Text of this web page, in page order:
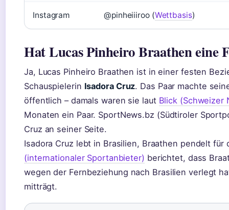
Instagram @pinheiiiroo (Wettbasis)
Hat Lucas Pinheiro Braathen eine
Ja, Lucas Pinheiro Braathen ist in einer festen
Schauspielerin Isadora Cruz. Das Paar machte
öffentlich – damals waren sie laut Blick (Schweizer
Monaten ein Paar. SportNews.bz (Südtiroler
Cruz an seiner Seite.
Isadora Cruz lebt in Brasilien, Braathen pendelt
(internationaler Sportanbieter) berichtet, dass
wegen der Fernbeziehung nach Brasilien verlegt
mitträgt.